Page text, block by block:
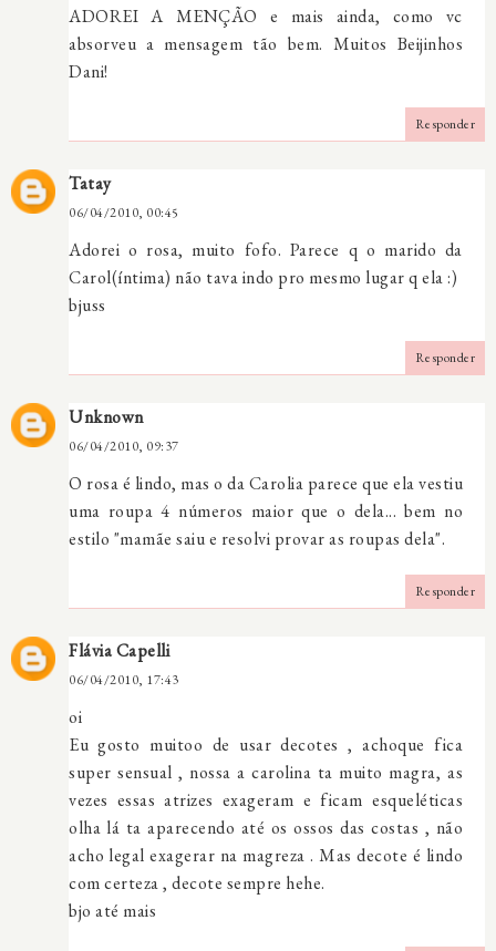
ADOREI A MENÇÃO e mais ainda, como vc
absorveu a mensagem tão bem. Muitos Beijinhos
Dani!
Responder
Tatay
06/04/2010, 00:45
Adorei o rosa, muito fofo. Parece q o marido da
Carol(íntima) não tava indo pro mesmo lugar q ela :)
bjuss
Responder
Unknown
06/04/2010, 09:37
O rosa é lindo, mas o da Carolia parece que ela vestiu
uma roupa 4 números maior que o dela... bem no
estilo "mamãe saiu e resolvi provar as roupas dela".
Responder
Flávia Capelli
06/04/2010, 17:43
oi
Eu gosto muitoo de usar decotes , achoque fica
super sensual , nossa a carolina ta muito magra, as
vezes essas atrizes exageram e ficam esqueléticas
olha lá ta aparecendo até os ossos das costas , não
acho legal exagerar na magreza . Mas decote é lindo
com certeza , decote sempre hehe.
bjo até mais